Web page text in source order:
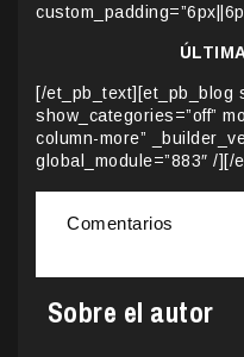
[/et_pb_text][et_pb_blog
show_categories=”off”
column-more”
global_module=”883″ /
Comentarios
Sobre el autor